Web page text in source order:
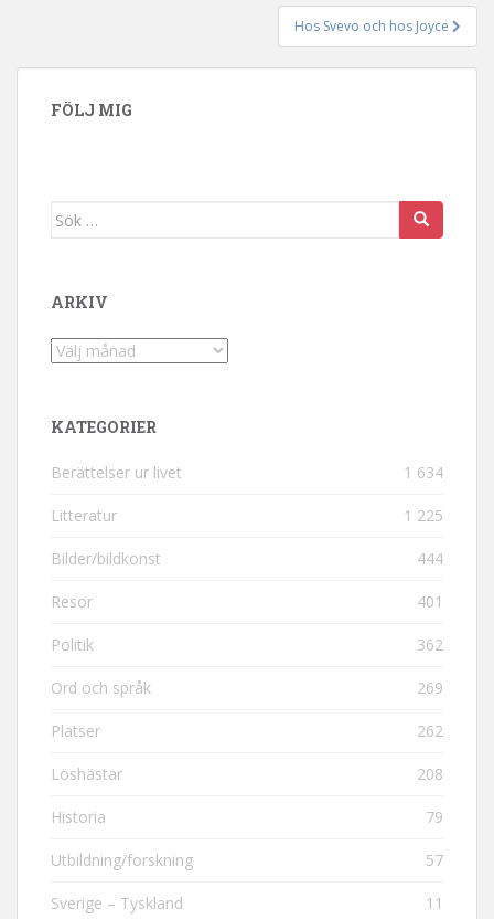
Hos Svevo och hos Joyce
FÖLJ MIG
Sök efter:
ARKIV
Arkiv
KATEGORIER
Berättelser ur livet 1 634
Litteratur 1 225
Bilder/bildkonst 444
Resor 401
Politik 362
Ord och språk 269
Platser 262
Löshästar 208
Historia 79
Utbildning/forskning 57
Sverige – Tyskland 11